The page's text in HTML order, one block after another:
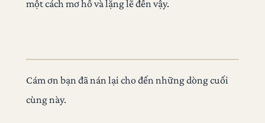
một cách mơ hồ và lặng lẽ đến vậy.
Cám ơn bạn đã nán lại cho đến những dòng cuối
cùng này.